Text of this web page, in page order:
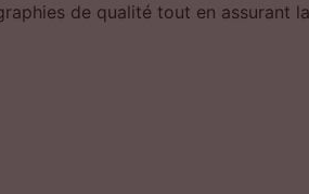
de qualité tout en assurant